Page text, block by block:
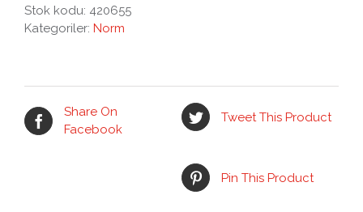
Stok kodu: 420655
Kategoriler: Norm
Share On
Facebook
Tweet This Product
Pin This Product